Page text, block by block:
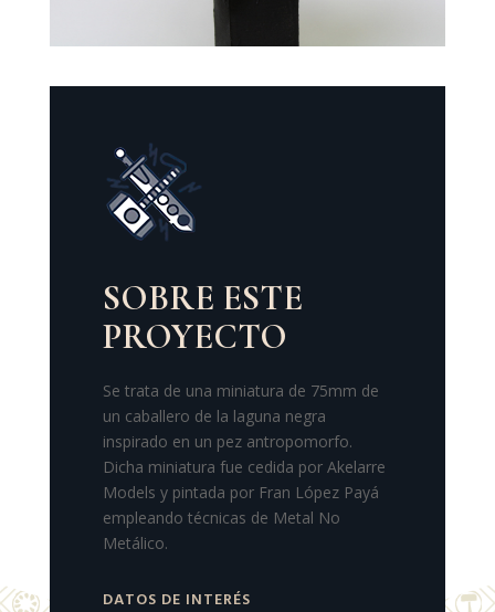
SOBRE ESTE
PROYECTO
Se trata de una miniatura de 75mm de
un caballero de la laguna negra
inspirado en un pez antropomorfo.
Dicha miniatura fue cedida por Akelarre
Models y pintada por Fran López Payá
empleando técnicas de Metal No
Metálico.
DATOS DE INTERÉS